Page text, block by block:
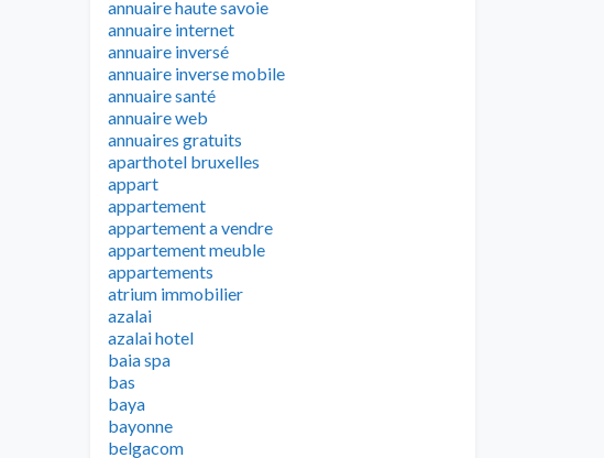
annuaire haute savoie
annuaire internet
annuaire inversé
annuaire inverse mobile
annuaire santé
annuaire web
annuaires gratuits
aparthotel bruxelles
appart
appartement
appartement a vendre
appartement meuble
appartements
atrium immobilier
azalai
azalai hotel
baia spa
bas
baya
bayonne
belgacom